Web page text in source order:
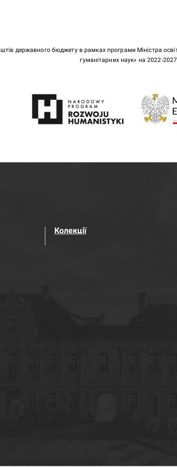
державного бюджету в рамках програми Міністра
гуманітарних наук» на 2022-
Колекції